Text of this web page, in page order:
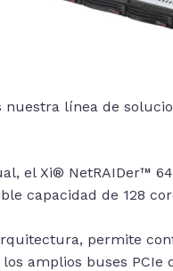
nuestra línea de
el Xi® NetRAIDer™
capacidad de 128
permite
amplios buses PCIe